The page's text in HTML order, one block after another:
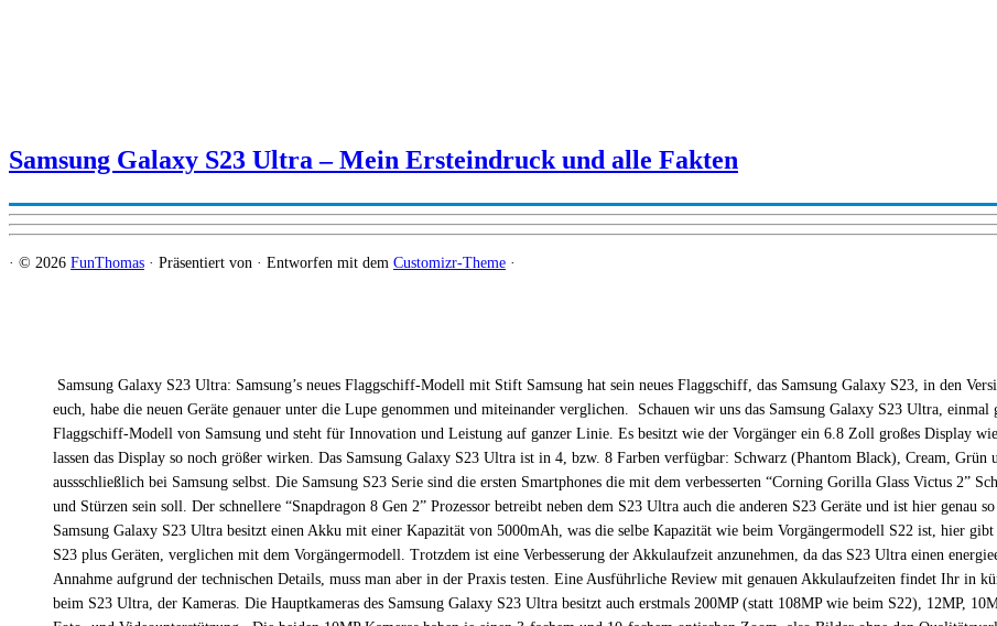
Samsung Galaxy S23 Ultra: Samsung’s neues Flaggschiff-Modell mit Stift Samsung hat sein neues Flaggschiff, das Samsung Galaxy S23, in den
euch, habe die neuen Geräte genauer unter die Lupe genommen und miteinander verglichen. Schauen wir uns das Samsung Galaxy S23 Ultra,
Flaggschiff-Modell von Samsung und steht für Innovation und Leistung auf ganzer Linie. Es besitzt wie der Vorgänger ein 6.8 Zoll großes Display
lassen das Display so noch größer wirken. Das Samsung Galaxy S23 Ultra ist in 4, bzw. 8 Farben verfügbar: Schwarz (Phantom Black), Cream,
aussschließlich bei Samsung selbst. Die Samsung S23 Serie sind die ersten Smartphones die mit dem verbesserten “Corning Gorilla Glass Victus 2”
und Stürzen sein soll. Der schnellere “Snapdragon 8 Gen 2” Prozessor betreibt neben dem S23 Ultra auch die anderen S23 Geräte und ist hier genau
Samsung Galaxy S23 Ultra besitzt einen Akku mit einer Kapazität von 5000mAh, was die selbe Kapazität wie beim Vorgängermodell S22 ist, hier gibt
S23 plus Geräten, verglichen mit dem Vorgängermodell. Trotzdem ist eine Verbesserung der Akkulaufzeit anzunehmen, da das S23 Ultra einen
Annahme aufgrund der technischen Details, muss man aber in der Praxis testen. Eine Ausführliche Review mit genauen Akkulaufzeiten findet Ihr in
beim S23 Ultra, der Kameras. Die Hauptkameras des Samsung Galaxy S23 Ultra besitzt auch erstmals 200MP (statt 108MP wie beim S22), 12MP,
Samsung Galaxy S23 Ultra – Mein Ersteindruck und alle Fakten
· © 2026 FunThomas · Präsentiert von · Entworfen mit dem Customizr-Theme ·